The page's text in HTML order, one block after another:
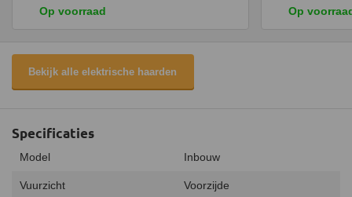
Op voorraad Op
Bekijk alle elektrische haarden
Specificaties
Model Inbouw
Vuurzicht Voorzijde